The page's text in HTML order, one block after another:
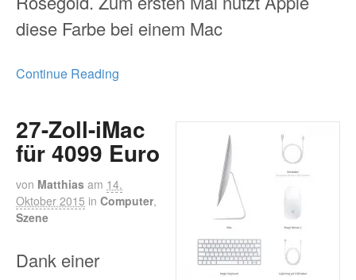
diese Farbe bei einem Mac
Continue Reading
27-Zoll-iMac
für 4099 Euro
von Matthias am 14.
Oktober 2015 in Computer,
Szene
Dank einer